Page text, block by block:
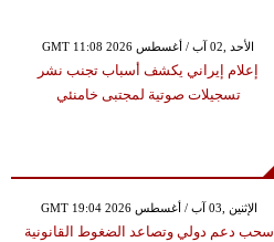
GMT 11:08 2026 الأحد ,02 آب / أغسطس
إعلام إيراني يكشف أسباب تجنب نشر
تسجيلات صوتية لمجتبى خامنئي
GMT 19:04 2026 الإثنين ,03 آب / أغسطس
سحب دعم دولي وتصاعد الضغوط القانونية